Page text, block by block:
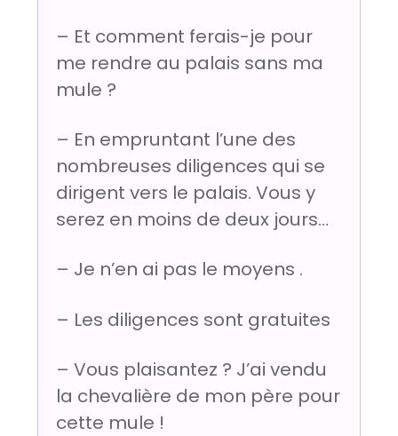
– Et comment ferais-je pour
me rendre au palais sans ma
mule ?
– En empruntant l’une des
nombreuses diligences qui se
dirigent vers le palais. Vous y
serez en moins de deux jours…
– Je n’en ai pas le moyens .
– Les diligences sont gratuites
– Vous plaisantez ? J’ai vendu
la chevalière de mon père pour
cette mule !